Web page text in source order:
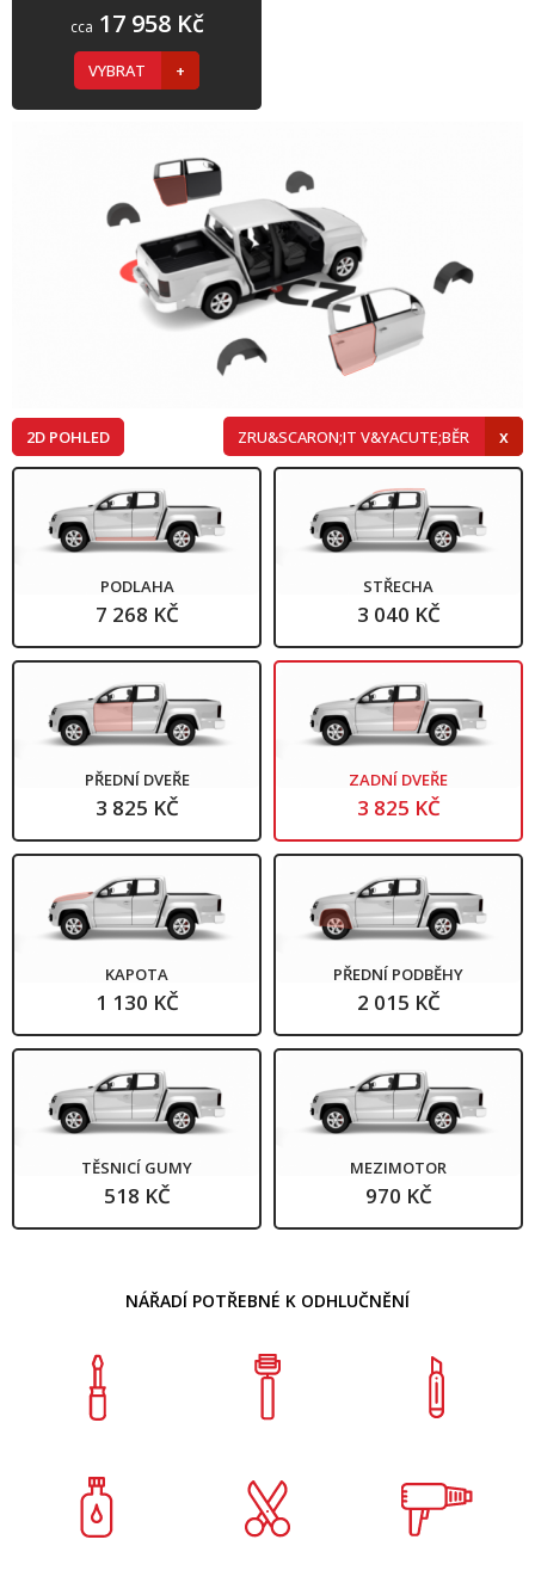
cca 17 958 Kč
VYBRAT
ZRU&SCARON;IT V&YACUTE;BĚR
2D POHLED
PODLAHA
7 268 KČ
STŘECHA
3 040 KČ
PŘEDNÍ DVEŘE
3 825 KČ
ZADNÍ DVEŘE
3 825 KČ
KAPOTA
1 130 KČ
PŘEDNÍ PODBĚHY
2 015 KČ
TĚSNICÍ GUMY
518 KČ
MEZIMOTOR
970 KČ
NÁŘADÍ POTŘEBNÉ K ODHLUČNĚNÍ